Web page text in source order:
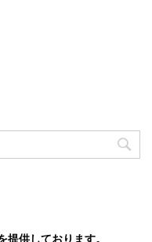
供しております。